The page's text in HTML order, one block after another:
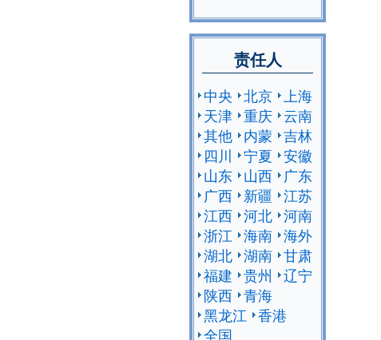
责任人
中央 北京
上海
天津 重庆 云南
其他 内蒙 吉林
四川
宁夏 安徽
山东 山西
广东
广西 新疆 江苏
江西 河北 河南
浙江 海南 海外
湖北 湖南 甘肃
福建 贵州
辽宁
陕西 青海
黑龙江 香港
全国